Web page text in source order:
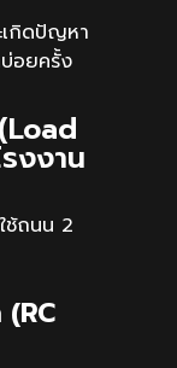
เกิดปัญหา
อยครั้ง
งงาน
ช้ถนน 2